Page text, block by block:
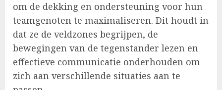
om de dekking en ondersteuning voor hun
teamgenoten te maximaliseren. Dit houdt in
dat ze de veldzones begrijpen, de
bewegingen van de tegenstander lezen en
effectieve communicatie onderhouden om
zich aan verschillende situaties aan te